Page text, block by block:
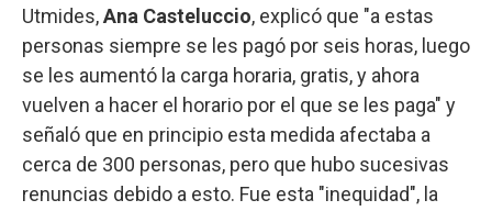
Utmides,Ana Casteluccio, explicó que "a estas
personas siempre se les pagó por seis horas, luego
se les aumentó la carga horaria, gratis, y ahora
vuelven a hacer el horario por el que se les paga" y
señaló que en principio esta medida afectaba a
cerca de 300 personas, pero que hubo sucesivas
renuncias debido a esto. Fue esta "inequidad", la